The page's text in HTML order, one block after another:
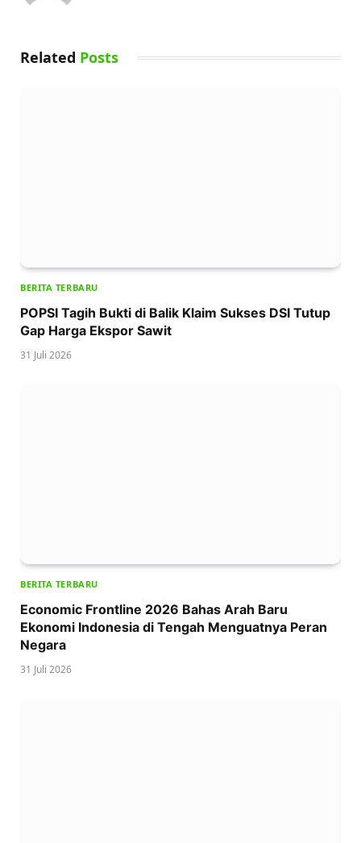
Related Posts
BERITA TERBARU
POPSI Tagih Bukti di Balik Klaim Sukses DSI Tutup
Gap Harga Ekspor Sawit
31 Juli 2026
BERITA TERBARU
Economic Frontline 2026 Bahas Arah Baru
Ekonomi Indonesia di Tengah Menguatnya Peran
Negara
31 Juli 2026